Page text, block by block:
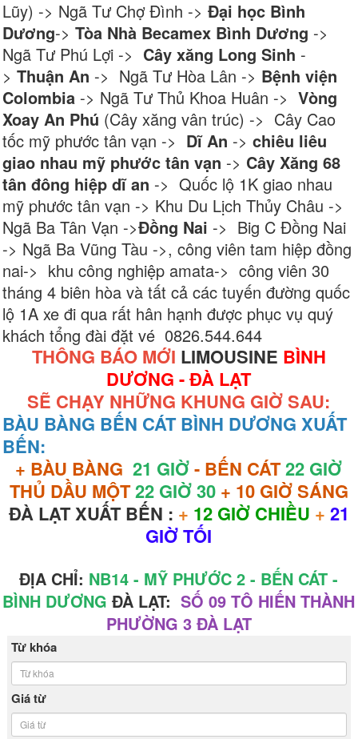
Lũy) -> Ngã Tư Chợ Đình ->Đại học Bình
Dương-> Tòa Nhà Becamex Bình Dương ->
Ngã Tư Phú Lợi -> Cây xăng Long Sinh -
>Thuận An -> Ngã Tư Hòa Lân -> Bệnh viện
Colombia -> Ngã Tư Thủ Khoa Huân ->Vòng
Xoay An Phú (Cây xăng vân trúc) -> Cây Cao
tốc mỹ phước tân vạn -> Dĩ An -> chiêu liêu
giao nhau mỹ phước tân vạn -> Cây Xăng 68
tân đông hiệp dĩ an -> Quốc lộ 1K giao nhau
mỹ phước tân vạn -> Khu Du Lịch Thủy Châu ->
Ngã Ba Tân Vạn ->Đồng Nai -> Big C Đồng Nai
-> Ngã Ba Vũng Tàu ->, công viên tam hiệp đồng
nai-> khu công nghiệp amata-> công viên 30
tháng 4 biên hòa và tất cả các tuyến đường quốc
lộ 1A xe đi qua rất hân hạnh được phục vụ quý
khách tổng đài đặt vé 0826.544.644
THÔNG BÁO MỚI LIMOUSINE BÌNH
DƯƠNG - ĐÀ LẠT
SẼ CHẠY NHỮNG KHUNG GIỜ SAU:
BÀU BÀNG BẾN CÁT BÌNH DƯƠNG XUẤT
BẾN:
+ BÀU BÀNG21 GIỜ- BẾN CÁT22 GIỜ
THỦ DẦU MỘT22 GIỜ 30 + 10 GIỜ SÁNG
ĐÀ LẠT XUẤT BẾN : + 12 GIỜ CHIỀU + 21
GIỜ TỐI
ĐỊA CHỈ: NB14 - MỸ PHƯỚC 2 - BẾN CÁT -
BÌNH DƯƠNGĐÀ LẠT:SỐ 09 TÔ HIẾN THÀNH
PHƯỜNG 3 ĐÀ LẠT
Từ khóa
Giá từ